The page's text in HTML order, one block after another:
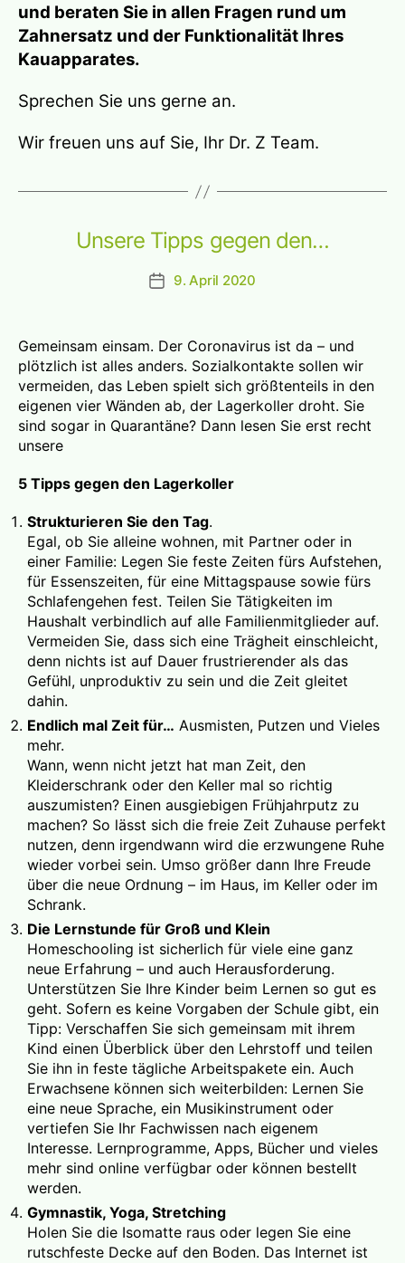
und beraten Sie in allen Fragen rund um
Zahnersatz und der Funktionalität Ihres
Kauapparates.
Sprechen Sie uns gerne an.
Wir freuen uns auf Sie, Ihr Dr. Z Team.
Unsere Tipps gegen den…
Beitragsdatum
9. April 2020
Gemeinsam einsam. Der Coronavirus ist da – und
plötzlich ist alles anders. Sozialkontakte sollen wir
vermeiden, das Leben spielt sich größtenteils in den
eigenen vier Wänden ab, der Lagerkoller droht. Sie
sind sogar in Quarantäne? Dann lesen Sie erst recht
unsere
5 Tipps gegen den Lagerkoller
Strukturieren Sie den Tag.
Egal, ob Sie alleine wohnen, mit Partner oder in
einer Familie: Legen Sie feste Zeiten fürs Aufstehen,
für Essenszeiten, für eine Mittagspause sowie fürs
Schlafengehen fest. Teilen Sie Tätigkeiten im
Haushalt verbindlich auf alle Familienmitglieder auf.
Vermeiden Sie, dass sich eine Trägheit einschleicht,
denn nichts ist auf Dauer frustrierender als das
Gefühl, unproduktiv zu sein und die Zeit gleitet
dahin.
Endlich mal Zeit für… Ausmisten, Putzen und Vieles
mehr.
Wann, wenn nicht jetzt hat man Zeit, den
Kleiderschrank oder den Keller mal so richtig
auszumisten? Einen ausgiebigen Frühjahrputz zu
machen? So lässt sich die freie Zeit Zuhause perfekt
nutzen, denn irgendwann wird die erzwungene Ruhe
wieder vorbei sein. Umso größer dann Ihre Freude
über die neue Ordnung – im Haus, im Keller oder im
Schrank.
Die Lernstunde für Groß und Klein
Homeschooling ist sicherlich für viele eine ganz
neue Erfahrung – und auch Herausforderung.
Unterstützen Sie Ihre Kinder beim Lernen so gut es
geht. Sofern es keine Vorgaben der Schule gibt, ein
Tipp: Verschaffen Sie sich gemeinsam mit ihrem
Kind einen Überblick über den Lehrstoff und teilen
Sie ihn in feste tägliche Arbeitspakete ein. Auch
Erwachsene können sich weiterbilden: Lernen Sie
eine neue Sprache, ein Musikinstrument oder
vertiefen Sie Ihr Fachwissen nach eigenem
Interesse. Lernprogramme, Apps, Bücher und vieles
mehr sind online verfügbar oder können bestellt
werden.
Gymnastik, Yoga, Stretching
Holen Sie die Isomatte raus oder legen Sie eine
rutschfeste Decke auf den Boden. Das Internet ist